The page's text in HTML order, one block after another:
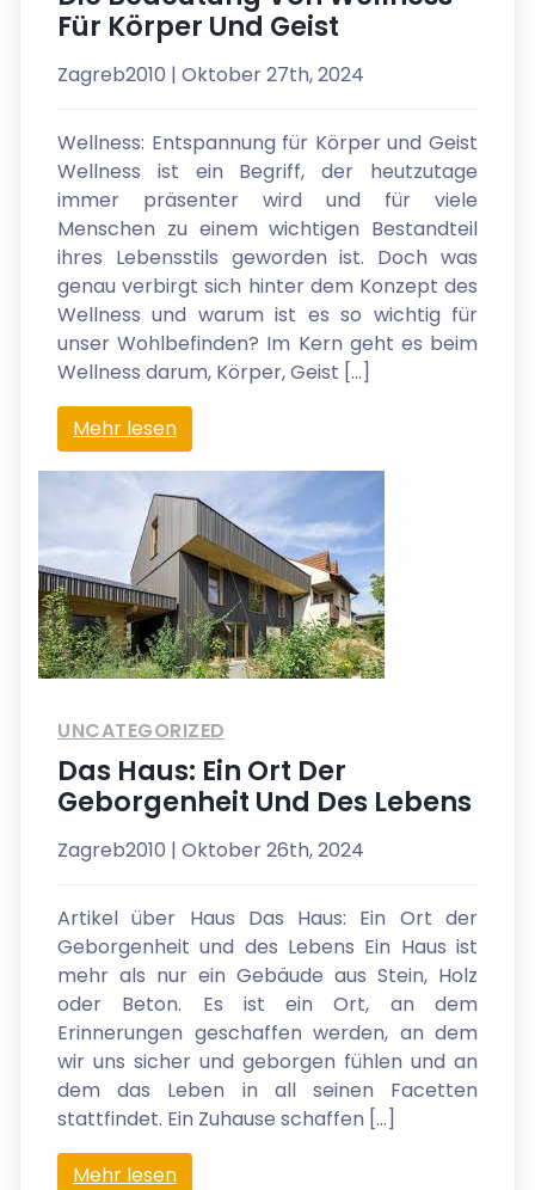
Für Körper Und Geist
Zagreb2010 | Oktober 27th, 2024
Wellness: Entspannung für Körper und Geist
Wellness ist ein Begriff, der heutzutage
immer präsenter wird und für viele
Menschen zu einem wichtigen Bestandteil
ihres Lebensstils geworden ist. Doch was
genau verbirgt sich hinter dem Konzept des
Wellness und warum ist es so wichtig für
unser Wohlbefinden? Im Kern geht es beim
Wellness darum, Körper, Geist […]
Mehr lesen
UNCATEGORIZED
Das Haus: Ein Ort Der
Geborgenheit Und Des Lebens
Zagreb2010 | Oktober 26th, 2024
Artikel über Haus Das Haus: Ein Ort der
Geborgenheit und des Lebens Ein Haus ist
mehr als nur ein Gebäude aus Stein, Holz
oder Beton. Es ist ein Ort, an dem
Erinnerungen geschaffen werden, an dem
wir uns sicher und geborgen fühlen und an
dem das Leben in all seinen Facetten
stattfindet. Ein Zuhause schaffen […]
Mehr lesen